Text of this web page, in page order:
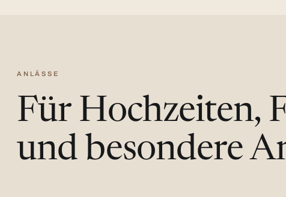
ANLÄSSE
Für Hochzeiten,
und besondere